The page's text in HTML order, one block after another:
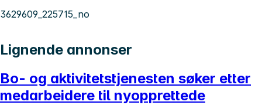
3629609_225715_no
Lignende annonser
Bo- og aktivitetstjenesten søker etter
medarbeidere til nyopprettede